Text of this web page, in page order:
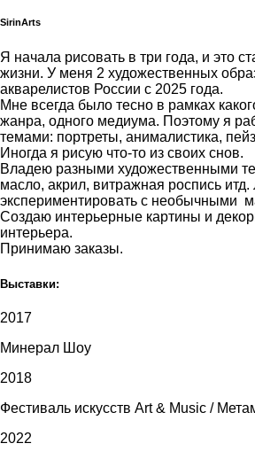
SirinArts
Я начала рисовать в три года, и это
жизни. У меня 2 художественных
акварелистов России с 2025 года.
Мне всегда было тесно в рамках
жанра, одного медиума. Поэтому я
темами: портреты, анималистика,
Иногда я рисую что-то из своих снов.
Владею разными художественными
масло, акрил, витражная роспись
экспериментировать с необычными
Создаю интерьерные картины и
интерьера.
Принимаю заказы.
Выставки:
2017
Минерал Шоу
2018
Фестиваль искусств Art & Music /
2022